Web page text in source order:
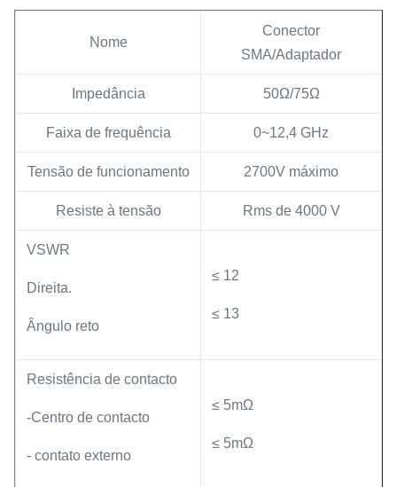
Nome
Conector
SMA/Adaptador
Impedância 50Ω/75Ω
Faixa de frequência 0~12,4 GHz
Tensão de funcionamento 2700V máximo
Resiste à tensão Rms de 4000 V
VSWR
Direita.
Ângulo reto
≤ 12
≤ 13
Resistência de contacto
-Centro de contacto
- contato externo
≤ 5mΩ
≤ 5mΩ